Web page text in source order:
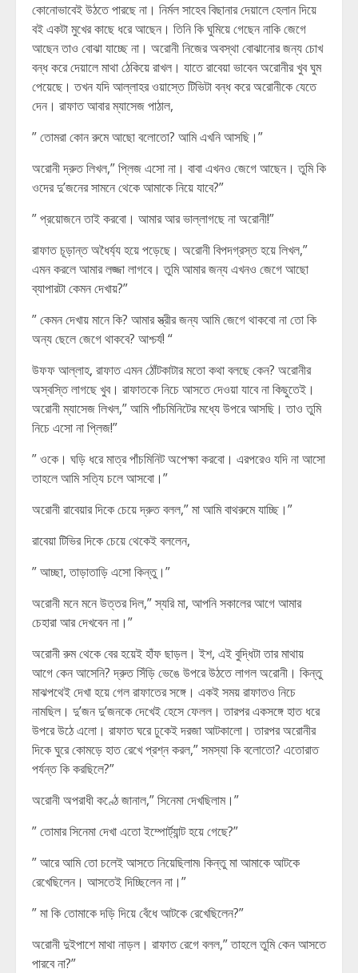
কোনোভাবেই উঠতে পারছে না। নির্মল সাহেব বিছানার দেয়ালে হেলান দিয়ে
বই একটা মুখের কাছে ধরে আছেন। তিনি কি ঘুমিয়ে গেছেন নাকি জেগে
আছেন তাও বোঝা যাচ্ছে না। অরোনী নিজের অবস্থা বোঝানোর জন্য চোখ
বন্ধ করে দেয়ালে মাথা ঠেকিয়ে রাখল। যাতে রাবেয়া ভাবেন অরোনীর খুব ঘুম
পেয়েছে। তখন যদি আল্লাহর ওয়াস্তে টিভিটা বন্ধ করে অরোনীকে যেতে
দেন। রাফাত আবার ম্যাসেজ পাঠাল,
” তোমরা কোন রুমে আছো বলোতো? আমি এখনি আসছি।”
অরোনী দ্রুত লিখল,” প্লিজ এসো না। বাবা এখনও জেগে আছেন। তুমি কি
ওদের দু’জনের সামনে থেকে আমাকে নিয়ে যাবে?”
” প্রয়োজনে তাই করবো। আমার আর ভাল্লাগছে না অরোনী!”
রাফাত চূড়ান্ত অধৈর্য্য হয়ে পড়েছে। অরোনী বিপদগ্রস্ত হয়ে লিখল,”
এমন করলে আমার লজ্জা লাগবে। তুমি আমার জন্য এখনও জেগে আছো
ব্যাপারটা কেমন দেখায়?”
” কেমন দেখায় মানে কি? আমার স্ত্রীর জন্য আমি জেগে থাকবো না তো কি
অন্য ছেলে জেগে থাকবে? আশ্চর্য! “
উফফ আল্লাহ, রাফাত এমন ঠোঁটকাটার মতো কথা বলছে কেন? অরোনীর
অস্বস্তি লাগছে খুব। রাফাতকে নিচে আসতে দেওয়া যাবে না কিছুতেই।
অরোনী ম্যাসেজ লিখল,” আমি পাঁচমিনিটের মধ্যে উপরে আসছি। তাও তুমি
নিচে এসো না প্লিজ!”
” ওকে। ঘড়ি ধরে মাত্র পাঁচমিনিট অপেক্ষা করবো। এরপরেও যদি না আসো
তাহলে আমি সত্যি চলে আসবো।”
অরোনী রাবেয়ার দিকে চেয়ে দ্রুত বলল,” মা আমি বাথরুমে যাচ্ছি।”
রাবেয়া টিভির দিকে চেয়ে থেকেই বললেন,
” আচ্ছা, তাড়াতাড়ি এসো কিন্তু।”
অরোনী মনে মনে উত্তর দিল,” স্যরি মা, আপনি সকালের আগে আমার
চেহারা আর দেখবেন না।”
অরোনী রুম থেকে বের হয়েই হাঁফ ছাড়ল। ইশ, এই বুদ্ধিটা তার মাথায়
আগে কেন আসেনি? দ্রুত সিঁড়ি ভেঙে উপরে উঠতে লাগল অরোনী। কিন্তু
মাঝপথেই দেখা হয়ে গেল রাফাতের সঙ্গে। একই সময় রাফাতও নিচে
নামছিল। দু’জন দু’জনকে দেখেই হেসে ফেলল। তারপর একসঙ্গে হাত ধরে
উপরে উঠে এলো। রাফাত ঘরে ঢুকেই দরজা আটকালো। তারপর অরোনীর
দিকে ঘুরে কোমড়ে হাত রেখে প্রশ্ন করল,” সমস্যা কি বলোতো? এতোরাত
পর্যন্ত কি করছিলে?”
অরোনী অপরাধী কণ্ঠে জানাল,” সিনেমা দেখছিলাম।”
” তোমার সিনেমা দেখা এতো ইম্পোর্ট্যান্ট হয়ে গেছে?”
” আরে আমি তো চলেই আসতে নিয়েছিলাম৷ কিন্তু মা আমাকে আটকে
রেখেছিলেন। আসতেই দিচ্ছিলেন না।”
” মা কি তোমাকে দড়ি দিয়ে বেঁধে আটকে রেখেছিলেন?”
অরোনী দুইপাশে মাথা নাড়ল। রাফাত রেগে বলল,” তাহলে তুমি কেন আসতে
পারবে না?”